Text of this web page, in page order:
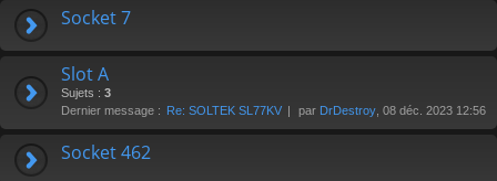
Socket 7
Slot A
Sujets : 3
Dernier message : Re: SOLTEK SL77KV par DrDestroy , 08 déc. 2023 12:56
Socket 462